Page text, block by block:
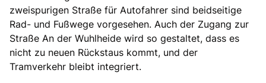
zweispurigen Straße für Autofahrer sind beidseitige
Rad- und Fußwege vorgesehen. Auch der Zugang zur
Straße An der Wuhlheide wird so gestaltet, dass es
nicht zu neuen Rückstaus kommt, und der
Tramverkehr bleibt integriert.